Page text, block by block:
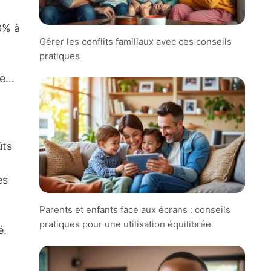
à
Gérer les conflits familiaux avec ces conseils
pratiques
Parents et enfants face aux écrans : conseils
pratiques pour une utilisation équilibrée